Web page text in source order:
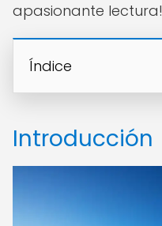
apasionante lectura!
Índice
Introducción